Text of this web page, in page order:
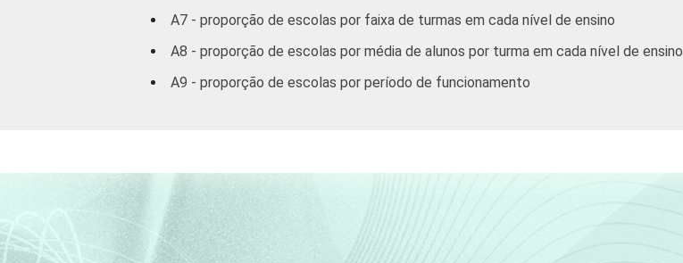
DE INFORMÁTICA
Não tem 41 8 0 0
Base: 831 escolas. Dados coletados entre setembro e dezembro de 2012.
Fonte: NIC.br - set/dez 2012
A7 - proporção de escolas por faixa de turmas em cada nível de ensino
A8 - proporção de escolas por média de alunos por turma em cada nível de ensino
A9 - proporção de escolas por período de funcionamento